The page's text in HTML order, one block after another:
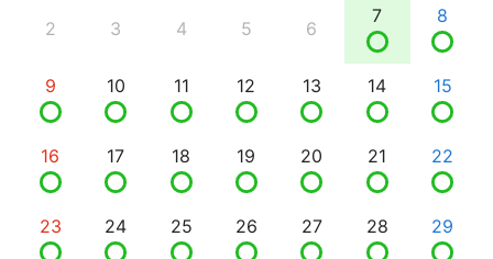
2 3 4 5 6
7 8
9 10 11 12 13 14 15
16 17 18 19 20 21 22
23 24 25 26 27 28 29